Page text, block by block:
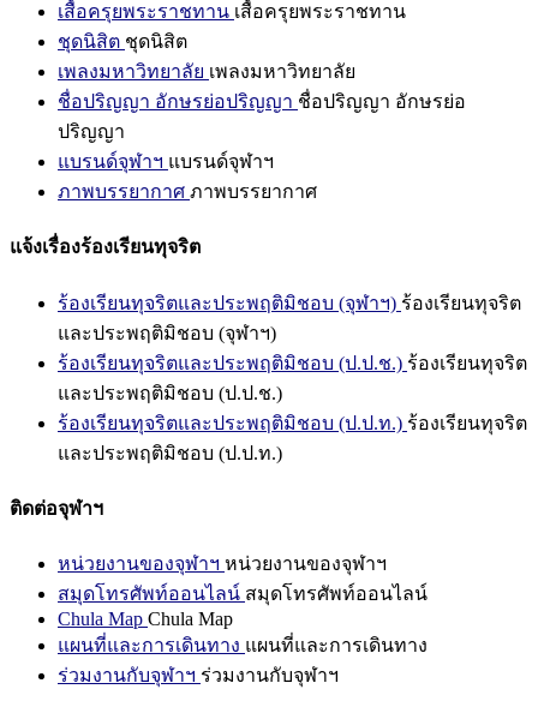
เสื้อครุยพระราชทาน เสื้อครุยพระราชทาน
ชุดนิสิต ชุดนิสิต
เพลงมหาวิทยาลัย เพลงมหาวิทยาลัย
ชื่อปริญญา อักษรย่อปริญญา ชื่อปริญญา อักษรย่อ
ปริญญา
แบรนด์จุฬาฯ แบรนด์จุฬาฯ
ภาพบรรยากาศ ภาพบรรยากาศ
แจ้งเรื่องร้องเรียนทุจริต
ร้องเรียนทุจริตและประพฤติมิชอบ (จุฬาฯ) ร้องเรียนทุจริต
และประพฤติมิชอบ (จุฬาฯ)
ร้องเรียนทุจริตและประพฤติมิชอบ (ป.ป.ช.) ร้องเรียนทุจริต
และประพฤติมิชอบ (ป.ป.ช.)
ร้องเรียนทุจริตและประพฤติมิชอบ (ป.ป.ท.) ร้องเรียนทุจริต
และประพฤติมิชอบ (ป.ป.ท.)
ติดต่อจุฬาฯ
หน่วยงานของจุฬาฯ หน่วยงานของจุฬาฯ
สมุดโทรศัพท์ออนไลน์ สมุดโทรศัพท์ออนไลน์
Chula Map Chula Map
แผนที่และการเดินทาง แผนที่และการเดินทาง
ร่วมงานกับจุฬาฯ ร่วมงานกับจุฬาฯ